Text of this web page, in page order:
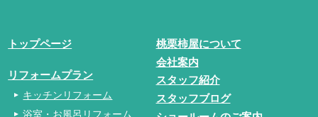
トップページ
リフォームプラン
キッチンリフォーム
浴室・お風呂リフォーム
桃栗柿屋について
会社案内
スタッフ紹介
スタッフブログ